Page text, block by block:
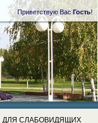
Приветствую Вас Гость!
ДЛЯ СЛАБОВИДЯЩИХ